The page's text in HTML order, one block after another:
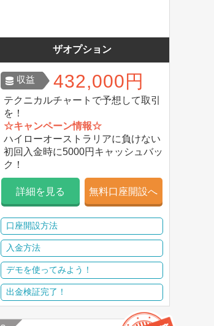
ザオプション
収益 432,000円
テクニカルチャートで予想して取引
を！
☆キャンペーン情報☆
ハイローオーストラリアに負けない
初回入金時に5000円キャッシュバッ
ク！
詳細を見る 無料口座開設へ
口座開設方法
入金方法
デモを使ってみよう！
出金検証完了！